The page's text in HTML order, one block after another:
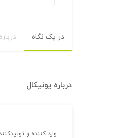
در یک نگاه
درباره یونیکال
وارد کننده و